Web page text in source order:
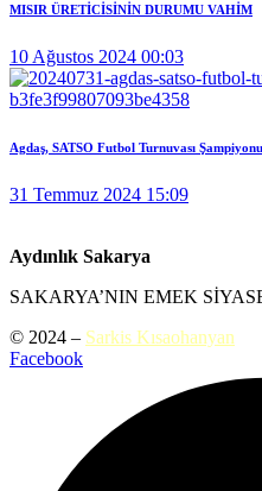
MISIR ÜRETİCİSİNİN DURUMU VAHİM
10 Ağustos 2024 00:03
Agdaş, SATSO Futbol Turnuvası
31 Temmuz 2024 15:09
Aydınlık Sakarya
SAKARYA’NIN EMEK
© 2024 – Sarkis Kısaohanyan
Facebook